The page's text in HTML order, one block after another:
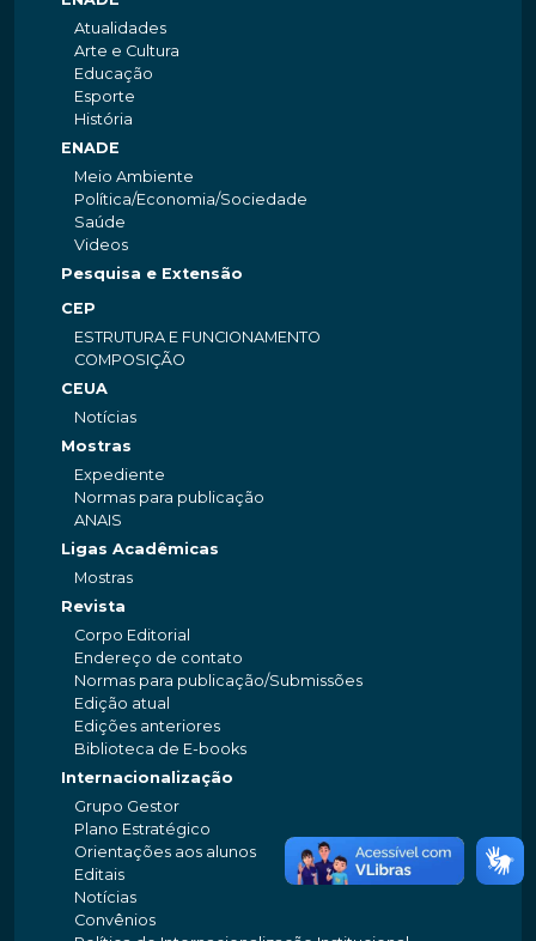
Atualidades
Arte e Cultura
Educação
Esporte
História
ENADE
Meio Ambiente
Política/Economia/Sociedade
Saúde
Videos
Pesquisa e Extensão
CEP
ESTRUTURA E FUNCIONAMENTO
COMPOSIÇÃO
CEUA
Notícias
Mostras
Expediente
Normas para publicação
ANAIS
Ligas Acadêmicas
Mostras
Revista
Corpo Editorial
Endereço de contato
Normas para publicação/Submissões
Edição atual
Edições anteriores
Biblioteca de E-books
Internacionalização
Grupo Gestor
Plano Estratégico
Orientações aos alunos
Editais
Notícias
Convênios